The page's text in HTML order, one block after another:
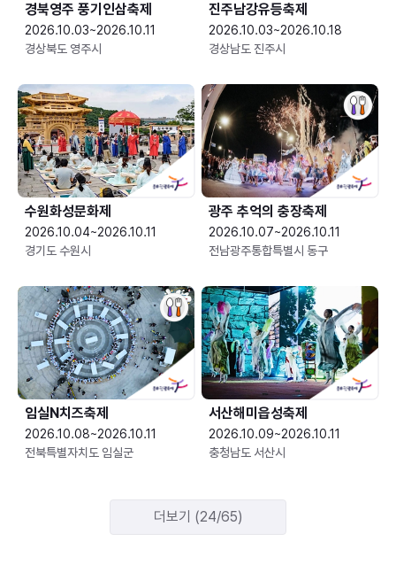
경북영주 풍기인삼축제
2026.10.03~2026.10.11
경상북도 영주시
진주남강유등축제
2026.10.03~2026.10.18
경상남도 진주시
수원화성문화제
2026.10.04~2026.10.11
경기도 수원시
광주 추억의 충장축제
2026.10.07~2026.10.11
전남광주통합특별시 동구
임실N치즈축제
2026.10.08~2026.10.11
전북특별자치도 임실군
서산해미읍성축제
2026.10.09~2026.10.11
충청남도 서산시
더보기 (24/65)